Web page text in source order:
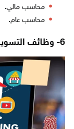
محاسب مالي.
محاسب عام.
6- وظائف التسويق